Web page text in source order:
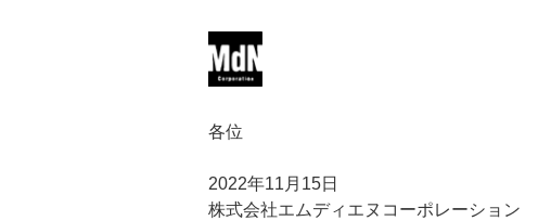
各位
2022年11月15日
株式会社エムディエヌコーポレーション